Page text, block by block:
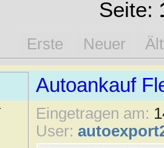
Seite:
Erste Neuer
Autoankauf
Eingetragen am:
User: